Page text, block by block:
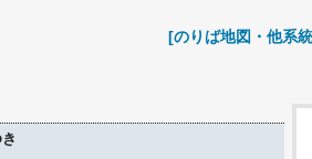
[のりば地図・他系